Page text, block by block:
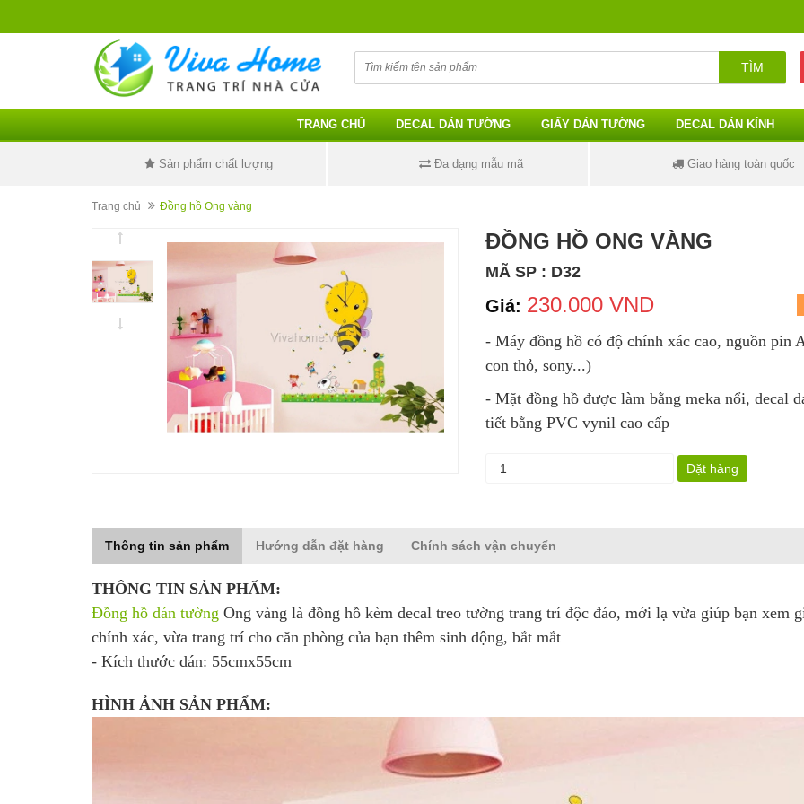
TÌM
TRANG CHỦ DECAL DÁN TƯỜNG GIẤY DÁN TƯỜNG DECAL DÁN KÍNH
Sản phẩm chất lượng Đa dạng mẫu mã Giao hàng toàn quốc
Trang chủ Đồng hồ Ong vàng
ĐỒNG HỒ ONG VÀNG
MÃ SP : D32
Giá: 230.000 VND
- Máy đồng hồ có độ chính xác cao, nguồn pin
con thỏ, sony...)
- Mặt đồng hồ được làm bằng meka nổi, decal
tiết bằng PVC vynil cao cấp
Đặt hàng
Thông tin sản phẩm Hướng dẫn đặt hàng Chính sách vận chuyển
THÔNG TIN SẢN PHẨM:
Đồng hồ dán tường Ong vàng là đồng hồ kèm decal treo tường trang trí độc đáo, mới lạ vừa giúp bạn xem
chính xác, vừa trang trí cho căn phòng của bạn thêm sinh động, bắt mắt
- Kích thước dán: 55cmx55cm
HÌNH ẢNH SẢN PHẨM: